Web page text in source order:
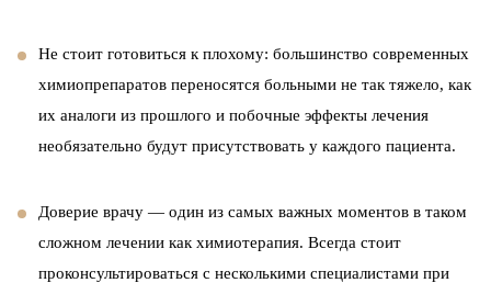
Не стоит готовиться к плохому: большинство современных
химиопрепаратов переносятся больными не так тяжело, как
их аналоги из прошлого и побочные эффекты лечения
необязательно будут присутствовать у каждого пациента.
Доверие врачу — один из самых важных моментов в таком
сложном лечении как химиотерапия. Всегда стоит
проконсультироваться с несколькими специалистами при